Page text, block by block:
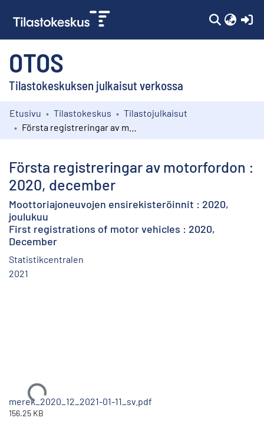
OTOS
Tilastokeskuksen julkaisut verkossa
Kokoelmat
Etusivu Tilastokeskus
Tilastojulkaisut
Första registreringar av motorfordon :
2020, december
Moottoriajoneuvojen ensirekisteröinnit : 2020,
joulukuu
First registrations of motor vehicles : 2020,
December
Statistikcentralen
2021
Ladataan...
merek_2020_12_2021-01-11_sv.pdf
156.25 KB